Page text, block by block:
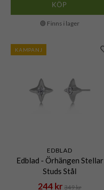
KÖP
🟢 Finns i lager
KAMPANJ
EDBLAD
Edblad - Örhängen Stellar
Studs Stål
244 kr 349 kr